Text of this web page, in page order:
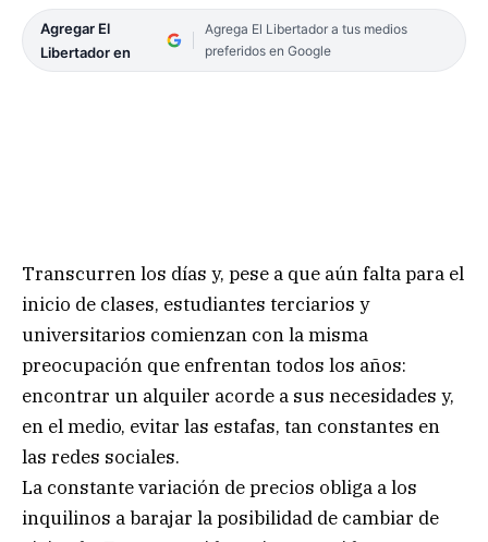
Agregar El
Libertador en
Agrega El Libertador a tus medios
preferidos en Google
Transcurren los días y, pese a que aún falta para el
inicio de clases, estudiantes terciarios y
universitarios comienzan con la misma
preocupación que enfrentan todos los años:
encontrar un alquiler acorde a sus necesidades y,
en el medio, evitar las estafas, tan constantes en
las redes sociales.
La constante variación de precios obliga a los
inquilinos a barajar la posibilidad de cambiar de